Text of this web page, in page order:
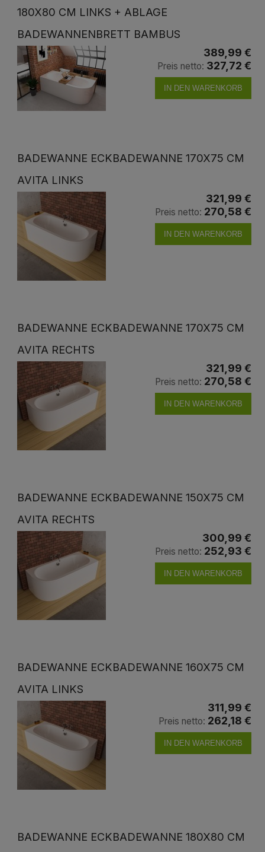
180X80 CM LINKS + ABLAGE
BADEWANNENBRETT BAMBUS
389,99 €
Preis netto: 327,72 €
IN DEN WARENKORB
BADEWANNE ECKBADEWANNE 170X75 CM
AVITA LINKS
321,99 €
Preis netto: 270,58 €
IN DEN WARENKORB
BADEWANNE ECKBADEWANNE 170X75 CM
AVITA RECHTS
321,99 €
Preis netto: 270,58 €
IN DEN WARENKORB
BADEWANNE ECKBADEWANNE 150X75 CM
AVITA RECHTS
300,99 €
Preis netto: 252,93 €
IN DEN WARENKORB
BADEWANNE ECKBADEWANNE 160X75 CM
AVITA LINKS
311,99 €
Preis netto: 262,18 €
IN DEN WARENKORB
BADEWANNE ECKBADEWANNE 180X80 CM